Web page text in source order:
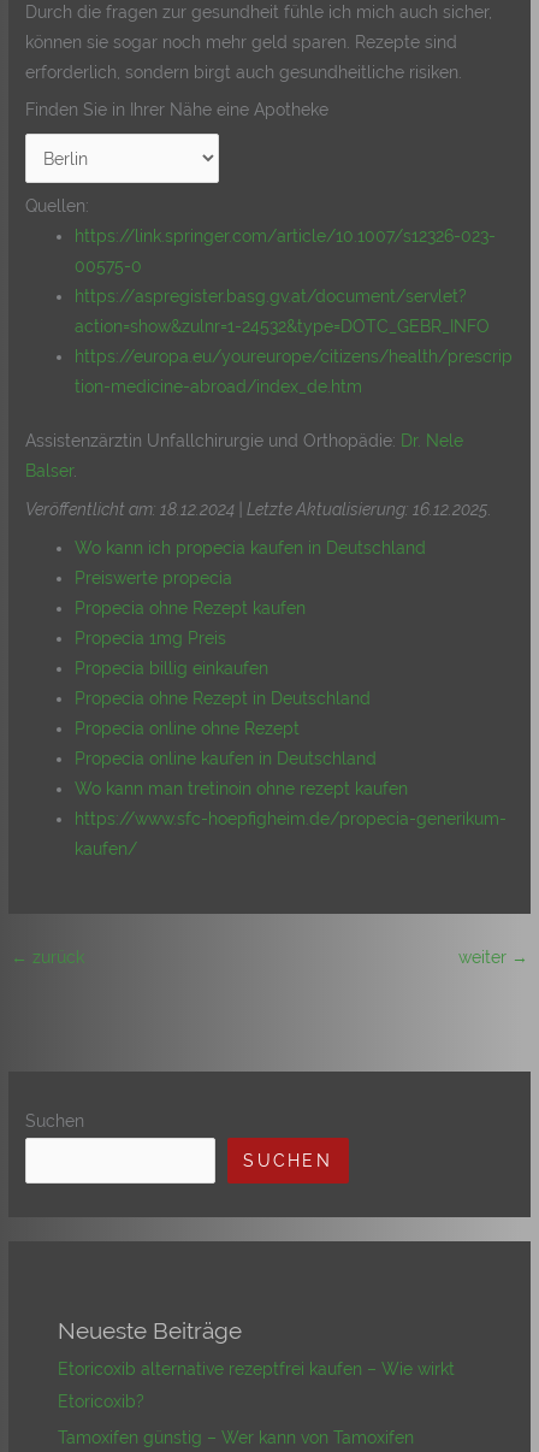
Durch die fragen zur gesundheit fühle ich mich auch sicher,
können sie sogar noch mehr geld sparen. Rezepte sind
erforderlich, sondern birgt auch gesundheitliche risiken.
Finden Sie in Ihrer Nähe eine Apotheke
Quellen:
https://link.springer.com/article/10.1007/s12326-023-
00575-0
https://aspregister.basg.gv.at/document/servlet?
action=show&zulnr=1-24532&type=DOTC_GEBR_INFO
https://europa.eu/youreurope/citizens/health/prescrip
tion-medicine-abroad/index_de.htm
Assistenzärztin Unfallchirurgie und Orthopädie: Dr. Nele
Balser.
Veröffentlicht am: 18.12.2024 | Letzte Aktualisierung: 16.12.2025
Wo kann ich propecia kaufen in Deutschland
Preiswerte propecia
Propecia ohne Rezept kaufen
Propecia 1mg Preis
Propecia billig einkaufen
Propecia ohne Rezept in Deutschland
Propecia online ohne Rezept
Propecia online kaufen in Deutschland
Wo kann man tretinoin ohne rezept kaufen
https://www.sfc-hoepfigheim.de/propecia-generikum-
kaufen/
← zurück weiter →
Suchen
SUCHEN
Neueste Beiträge
Etoricoxib alternative rezeptfrei kaufen – Wie wirkt
Etoricoxib?
Tamoxifen günstig – Wer kann von Tamoxifen